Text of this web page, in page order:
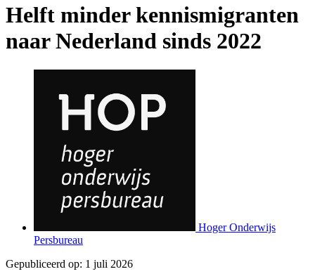
Helft minder kennismigranten
naar Nederland sinds 2022
Hoger Onderwijs
Persbureau
Gepubliceerd op: 1 juli 2026